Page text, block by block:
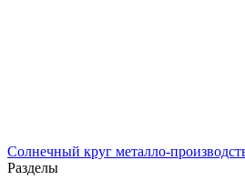
Солнечный круг металло-
Разделы